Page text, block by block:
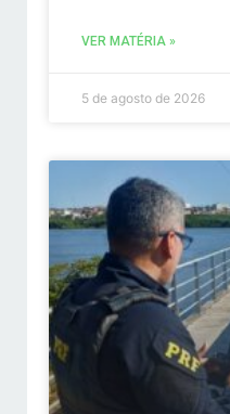
VER MATÉRIA »
5 de agosto de 2026